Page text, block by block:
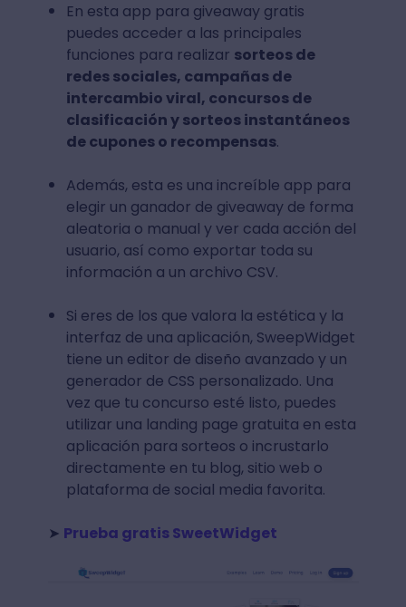
En esta app para giveaway gratis
puedes acceder a las principales
funciones para realizar sorteos de
redes sociales, campañas de
intercambio viral, concursos de
clasificación y sorteos instantáneos
de cupones o recompensas.
Además, esta es una increíble app para
elegir un ganador de giveaway de forma
aleatoria o manual y ver cada acción del
usuario, así como exportar toda su
información a un archivo CSV.
Si eres de los que valora la estética y la
interfaz de una aplicación, SweepWidget
tiene un editor de diseño avanzado y un
generador de CSS personalizado. Una
vez que tu concurso esté listo, puedes
utilizar una landing page gratuita en esta
aplicación para sorteos o incrustarlo
directamente en tu blog, sitio web o
plataforma de social media favorita.
➤ Prueba gratis SweetWidget